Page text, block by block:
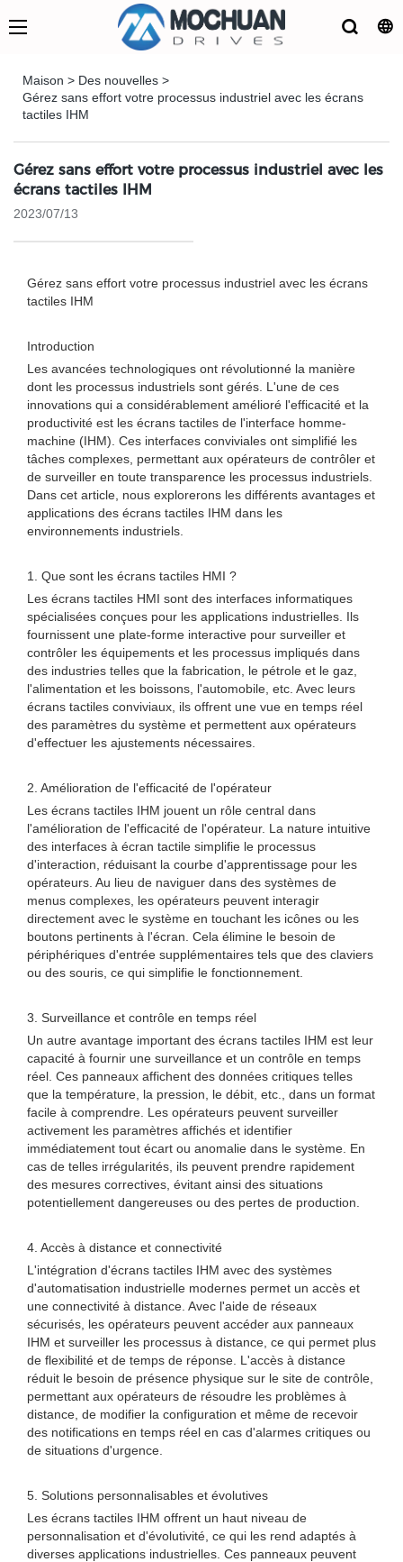
Maison > Des nouvelles >
Gérez sans effort votre processus industriel avec les écrans
tactiles IHM
Gérez sans effort votre processus industriel avec les
écrans tactiles IHM
2023/07/13
Gérez sans effort votre processus industriel avec les écrans
tactiles IHM
Introduction
Les avancées technologiques ont révolutionné la manière
dont les processus industriels sont gérés. L'une de ces
innovations qui a considérablement amélioré l'efficacité et la
productivité est les écrans tactiles de l'interface homme-
machine (IHM). Ces interfaces conviviales ont simplifié les
tâches complexes, permettant aux opérateurs de contrôler et
de surveiller en toute transparence les processus industriels.
Dans cet article, nous explorerons les différents avantages et
applications des écrans tactiles IHM dans les
environnements industriels.
1. Que sont les écrans tactiles HMI ?
Les écrans tactiles HMI sont des interfaces informatiques
spécialisées conçues pour les applications industrielles. Ils
fournissent une plate-forme interactive pour surveiller et
contrôler les équipements et les processus impliqués dans
des industries telles que la fabrication, le pétrole et le gaz,
l'alimentation et les boissons, l'automobile, etc. Avec leurs
écrans tactiles conviviaux, ils offrent une vue en temps réel
des paramètres du système et permettent aux opérateurs
d'effectuer les ajustements nécessaires.
2. Amélioration de l'efficacité de l'opérateur
Les écrans tactiles IHM jouent un rôle central dans
l'amélioration de l'efficacité de l'opérateur. La nature intuitive
des interfaces à écran tactile simplifie le processus
d'interaction, réduisant la courbe d'apprentissage pour les
opérateurs. Au lieu de naviguer dans des systèmes de
menus complexes, les opérateurs peuvent interagir
directement avec le système en touchant les icônes ou les
boutons pertinents à l'écran. Cela élimine le besoin de
périphériques d'entrée supplémentaires tels que des claviers
ou des souris, ce qui simplifie le fonctionnement.
3. Surveillance et contrôle en temps réel
Un autre avantage important des écrans tactiles IHM est leur
capacité à fournir une surveillance et un contrôle en temps
réel. Ces panneaux affichent des données critiques telles
que la température, la pression, le débit, etc., dans un format
facile à comprendre. Les opérateurs peuvent surveiller
activement les paramètres affichés et identifier
immédiatement tout écart ou anomalie dans le système. En
cas de telles irrégularités, ils peuvent prendre rapidement
des mesures correctives, évitant ainsi des situations
potentiellement dangereuses ou des pertes de production.
4. Accès à distance et connectivité
L'intégration d'écrans tactiles IHM avec des systèmes
d'automatisation industrielle modernes permet un accès et
une connectivité à distance. Avec l'aide de réseaux
sécurisés, les opérateurs peuvent accéder aux panneaux
IHM et surveiller les processus à distance, ce qui permet plus
de flexibilité et de temps de réponse. L'accès à distance
réduit le besoin de présence physique sur le site de contrôle,
permettant aux opérateurs de résoudre les problèmes à
distance, de modifier la configuration et même de recevoir
des notifications en temps réel en cas d'alarmes critiques ou
de situations d'urgence.
5. Solutions personnalisables et évolutives
Les écrans tactiles IHM offrent un haut niveau de
personnalisation et d'évolutivité, ce qui les rend adaptés à
diverses applications industrielles. Ces panneaux peuvent